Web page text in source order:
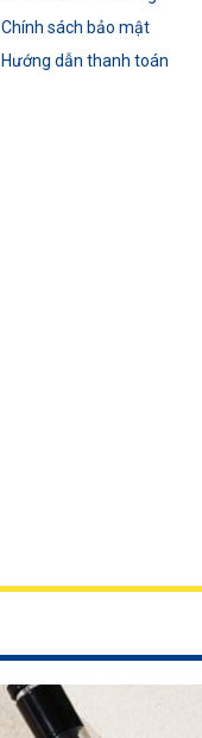
Chính sách bảo mật
Hướng dẫn thanh toán